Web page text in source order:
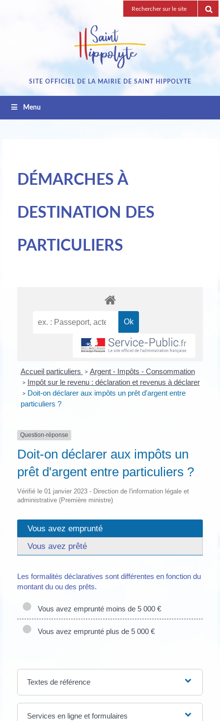
Recherche
pour
SITE OFFICIEL DE LA MAIRIE DE SAINT HIPPOLYTE
Menu
DÉMARCHES À
DESTINATION DES
PARTICULIERS
Accueil particuliers > Argent - Impôts - Consommation
> Impôt sur le revenu : déclaration et revenus à déclarer
> Doit-on déclarer aux impôts un prêt d'argent entre
particuliers ?
Question-réponse
Doit-on déclarer aux impôts un
prêt d'argent entre particuliers ?
Vérifié le 01 janvier 2023 - Direction de l'information légale et
administrative (Première ministre)
Vous avez emprunté
Vous avez prêté
Les formalités déclaratives sont différentes en fonction du
montant du ou des prêts.
Vous avez emprunté moins de 5 000 €
Vous avez emprunté plus de 5 000 €
Textes de référence
Services en ligne et formulaires